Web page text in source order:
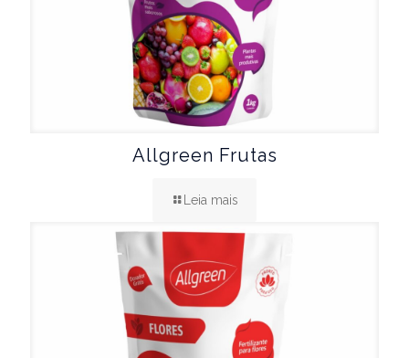
Allgreen Frutas
Leia mais